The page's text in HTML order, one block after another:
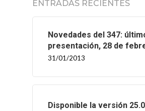
ENTRADAS RECIENTES
Novedades del 347:
presentación, 28 de
31/01/2013
Disponible la versión